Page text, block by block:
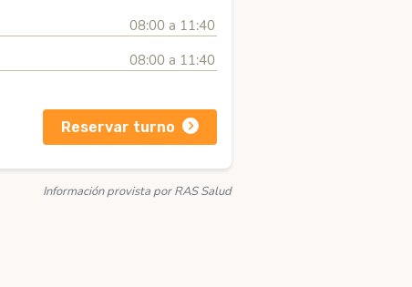
08:00 a 11:40
08:00 a 11:40
Reservar turno
Información provista por RAS Salud